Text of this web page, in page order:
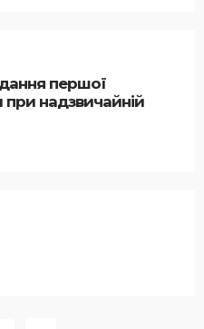
першої
надзвичайній